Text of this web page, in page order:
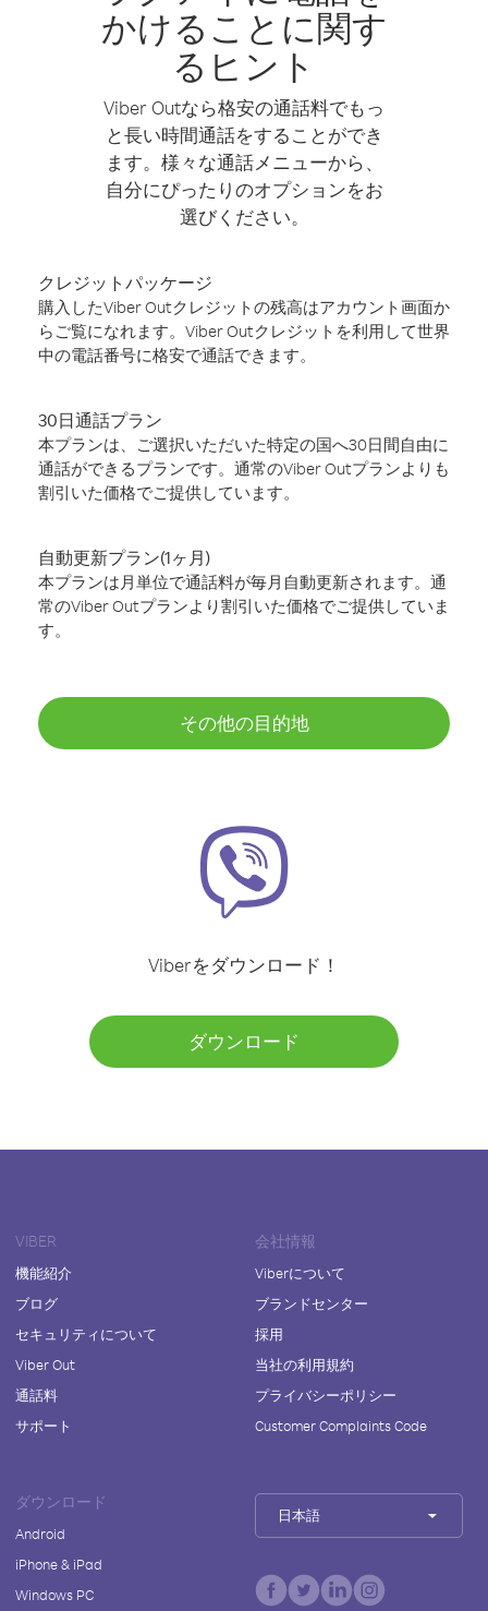
かけることに関す
るヒント
Viber Outなら格安の通話料でもっ
と長い時間通話をすることができ
ます。様々な通話メニューから、
自分にぴったりのオプションをお
選びください。
クレジットパッケージ
購入したViber Outクレジットの残高はアカウント画面か
らご覧になれます。Viber Outクレジットを利用して世界
中の電話番号に格安で通話できます。
30日通話プラン
本プランは、ご選択いただいた特定の国へ30日間自由に
通話ができるプランです。通常のViber Outプランよりも
割引いた価格でご提供しています。
自動更新プラン(1ヶ月)
本プランは月単位で通話料が毎月自動更新されます。通
常のViber Outプランより割引いた価格でご提供していま
す。
その他の目的地
Viberをダウンロード！
ダウンロード
VIBER
機能紹介
ブログ
セキュリティについて
Viber Out
通話料
サポート
会社情報
Viberについて
ブランドセンター
採用
当社の利用規約
プライバシーポリシー
Customer Complaints Code
ダウンロード
Android
iPhone & iPad
Windows PC
日本語